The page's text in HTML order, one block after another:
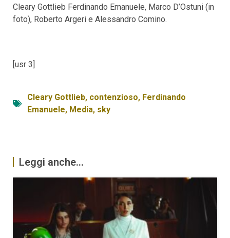
Cleary Gottlieb Ferdinando Emanuele, Marco D’Ostuni (in
foto), Roberto Argeri e Alessandro Comino.
[usr 3]
Cleary Gottlieb, contenzioso, Ferdinando
Emanuele, Media, sky
Leggi anche...